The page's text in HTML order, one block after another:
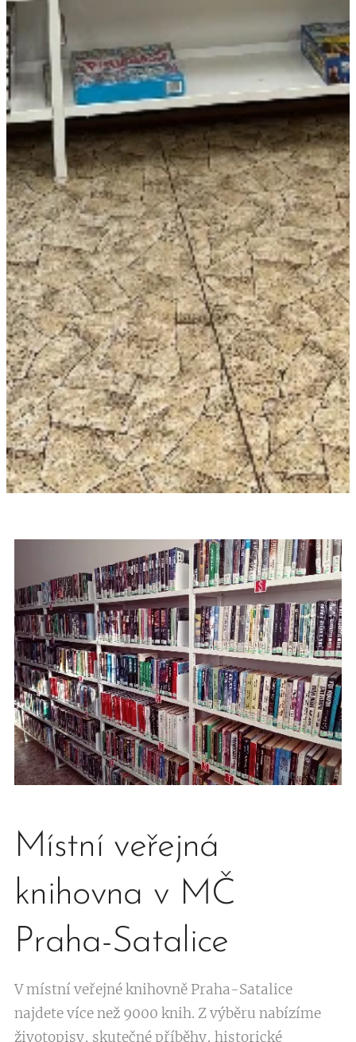
Místní veřejná
knihovna v MČ
Praha-Satalice
V místní veřejné knihovně Praha-Satalice
najdete více než 9000 knih. Z výběru nabízíme
životopisy, skutečné příběhy, historické